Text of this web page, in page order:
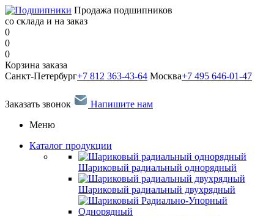
Продажа подшипников
со склада и на заказ
0
0
0
Корзина заказа
Санкт-Петербург+7 812 363-43-64 Москва+7 495 646-01-47
Заказать звонок
Напишите нам
Меню
Каталог продукции
Шариковый радиальный однорядный
Шариковый радиальный двухрядный